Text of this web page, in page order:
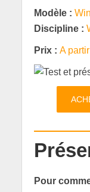
Modèle :
Discipline :
Prix : A
Pour